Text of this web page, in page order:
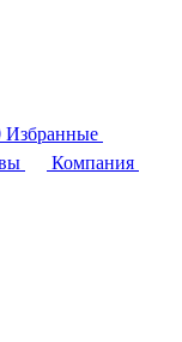
Избранные
Компания